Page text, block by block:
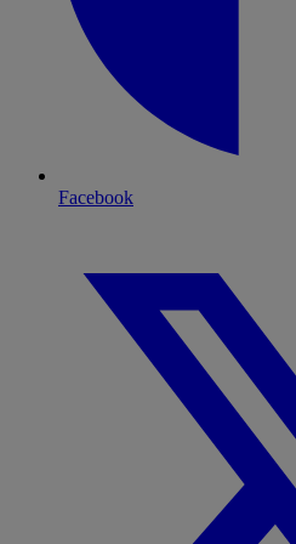
Facebook